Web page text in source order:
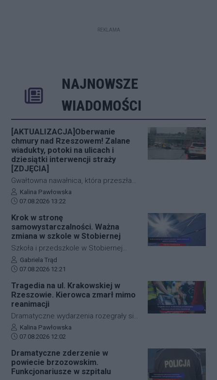
REKLAMA
NAJNOWSZE
WIADOMOŚCI
[AKTUALIZACJA]Oberwanie
chmury nad Rzeszowem! Zalane
wiadukty, potoki na ulicach i
dziesiątki interwencji straży
[ZDJĘCIA]
Gwałtowna nawałnica, która przeszła
nad Rzeszowem tuż po godzinie 12:00,
w kilka minut sparaliżowała ruch w
rwące potoki ulice, zalane wiadukty i
wybijające studzienki kanalizacyjne
odcięły od świata kluczowe arterie.
Podkarpaccy strażacy wyjeżdżali do
akcji już blisko 70 razy! Mamy dla Was
Autor artykułu:
Kalina Pawłowska
Data dodania artykułu:
07.08.2026 13:22
Krok w stronę
samowystarczalności. Ważna
zmiana w szkole w Stobiernej
Szkoła i przedszkole w Stobiernej
przejdą technologiczną transformację,
która znacząco wpłynie na budżet
Trzebownisko oficjalnie
przypieczętowała umowę z wykonawcą
na realizację nowoczesnego systemu
zasilania. Dzięki nowej inwestycji
placówka nie tylko ograniczy pobór
bezpieczeństwo energetyczne.
Autor artykułu:
Gabriela Trąd
Data dodania artykułu:
07.08.2026 12:21
Tragedia na ul. Krakowskiej w
Rzeszowie. Kierowca zmarł mimo
reanimacji
Dramatyczne wydarzenia rozegrały się
w piątkowy poranek na jednej z
najważniejszych arterii
samochodu osobowego
prawdopodobnie doznał nagłego
Autor artykułu:
Kalina Pawłowska
Data dodania artykułu:
07.08.2026 12:02
Dramatyczne zderzenie w
powiecie brzozowskim.
Funkcjonariusze w szpitalu